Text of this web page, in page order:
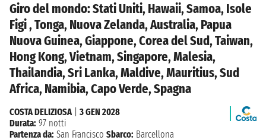
Giro del mondo: Stati Uniti, Hawaii, Samoa, Isole
Figi , Tonga, Nuova Zelanda, Australia, Papua
Nuova Guinea, Giappone, Corea del Sud, Taiwan,
Hong Kong, Vietnam, Singapore, Malesia,
Thailandia, Sri Lanka, Maldive, Mauritius, Sud
Africa, Namibia, Capo Verde, Spagna
COSTA DELIZIOSA| 3 GEN 2028
Durata: 97 notti
Partenza da: San Francisco Sbarco: Barcellona